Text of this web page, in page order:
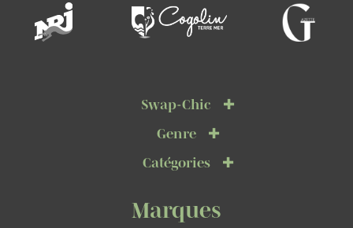
Swap-Chic
Genre
Catégories
Marques